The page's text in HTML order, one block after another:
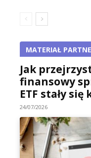
MATERIAŁ
Jak
finansowy
ETF stały
24/07/2026